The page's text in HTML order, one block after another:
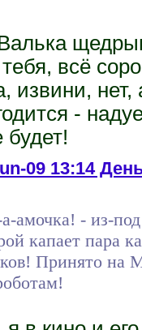
всё
извини,
-
09 13:14
амочка! - из-под
капает пара
Принято на